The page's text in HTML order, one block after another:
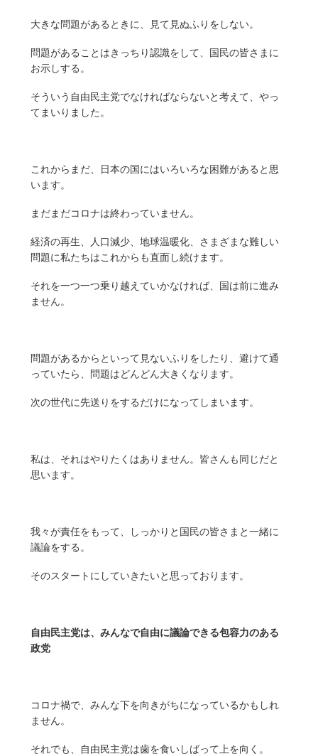
大きな問題があるときに、見て見ぬふりをしない。
問題があることはきっちり認識をして、国民の皆さまに
お示しする。
そういう自由民主党でなければならないと考えて、やっ
てまいりました。
これからまだ、日本の国にはいろいろな困難があると思
います。
まだまだコロナは終わっていません。
経済の再生、人口減少、地球温暖化、さまざまな難しい
問題に私たちはこれからも直面し続けます。
それを一つ一つ乗り越えていかなければ、国は前に進み
ません。
問題があるからといって見ないふりをしたり、避けて通
っていたら、問題はどんどん大きくなります。
次の世代に先送りをするだけになってしまいます。
私は、それはやりたくはありません。皆さんも同じだと
思います。
我々が責任をもって、しっかりと国民の皆さまと一緒に
議論をする。
そのスタートにしていきたいと思っております。
自由民主党は、みんなで自由に議論できる包容力のある
政党
コロナ禍で、みんな下を向きがちになっているかもしれ
ません。
それでも、自由民主党は歯を食いしばって上を向く。